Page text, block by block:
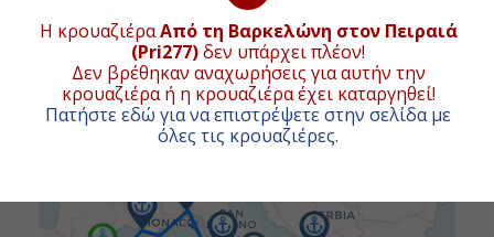
Η κρουαζιέραΑπό τη Βαρκελώνη στον Πειραιά
(Pri277)δεν υπάρχει πλέον!
Δεν βρέθηκαν αναχωρήσεις για αυτήν την
κρουαζιέρα ή η κρουαζιέρα έχει καταργηθεί!
Πατήστε εδώ για να επιστρέψετε στην σελίδα με
όλες τις κρουαζιέρες.
08:00
18:00
Συνολική απόσταση κρουαζιέρας:2050ναυτικά μίλια
(3797χλμ.)
+